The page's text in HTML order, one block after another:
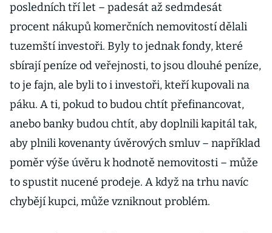
posledních tří let – padesát až sedmdesát
procent nákupů komerčních nemovitostí dělali
tuzemští investoři. Byly to jednak fondy, které
sbírají peníze od veřejnosti, to jsou dlouhé peníze,
to je fajn, ale byli to i investoři, kteří kupovali na
páku. A ti, pokud to budou chtít přefinancovat,
anebo banky budou chtít, aby doplnili kapitál tak,
aby plnili kovenanty úvěrových smluv – například
poměr výše úvěru k hodnotě nemovitosti – může
to spustit nucené prodeje. A když na trhu navíc
chybějí kupci, může vzniknout problém.